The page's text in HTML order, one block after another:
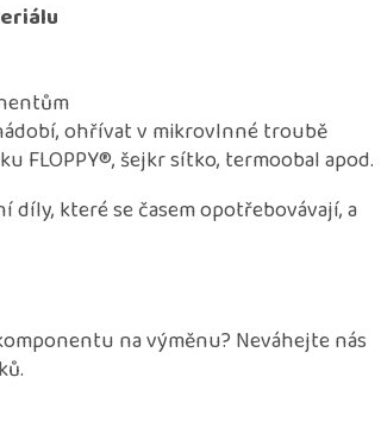
ohřívat v mikrovlnné troubě
FLOPPY®, šejkr sítko, termoobal apod.
díly, které se časem opotřebovávají, a
na výměnu? Neváhejte nás